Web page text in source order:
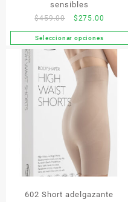
sensibles
$459.00
Original
price
was:
$459.00.
$275.00
price
is:
Seleccionar opciones
Este
producto
tiene
múltiples
variantes.
Las
pueden
elegir
en
página
602 Short adelgazante